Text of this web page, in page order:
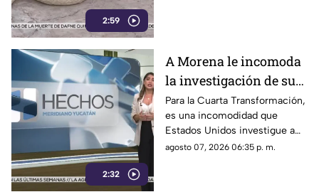
2:59
2:32
A Morena le incomoda
la investigación de sus
funcionarios por parte
de EU
Para la Cuarta Transformación,
es una incomodidad que
Estados Unidos investigue a
sus políticos y que lo haga
agosto 07, 2026 06:35 p. m.